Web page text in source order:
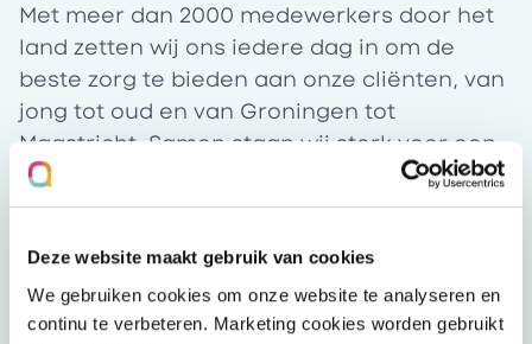
Deze website maakt gebruik van cookies
We gebruiken cookies om onze website te analyseren en
continu te verbeteren. Marketing cookies worden gebruikt
Met meer dan 2000 medewerkers door het
land zetten wij ons iedere dag in om de
beste zorg te bieden aan onze cliënten, van
jong tot oud en van Groningen tot
Maastricht. Samen staan wij sterk voor een
mentaal gezond, vitaal en veerkrachtig
Nederland. Meer weten over Mental Care